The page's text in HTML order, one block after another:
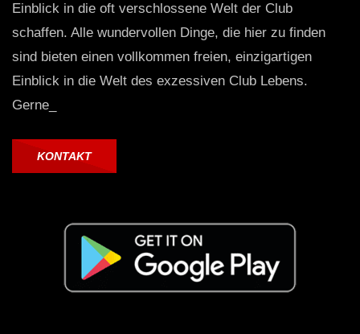
Einblick in die oft verschlossene Welt der Club
schaffen. Alle wundervollen Dinge, die hier zu finden
sind bieten einen vollkommen freien, einzigartigen
Einblick in die Welt des exzessiven Club Lebens.
Gerne_
KONTAKT